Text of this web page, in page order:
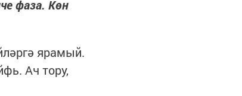
фаза. Көн
ярамый.
Ач тору,